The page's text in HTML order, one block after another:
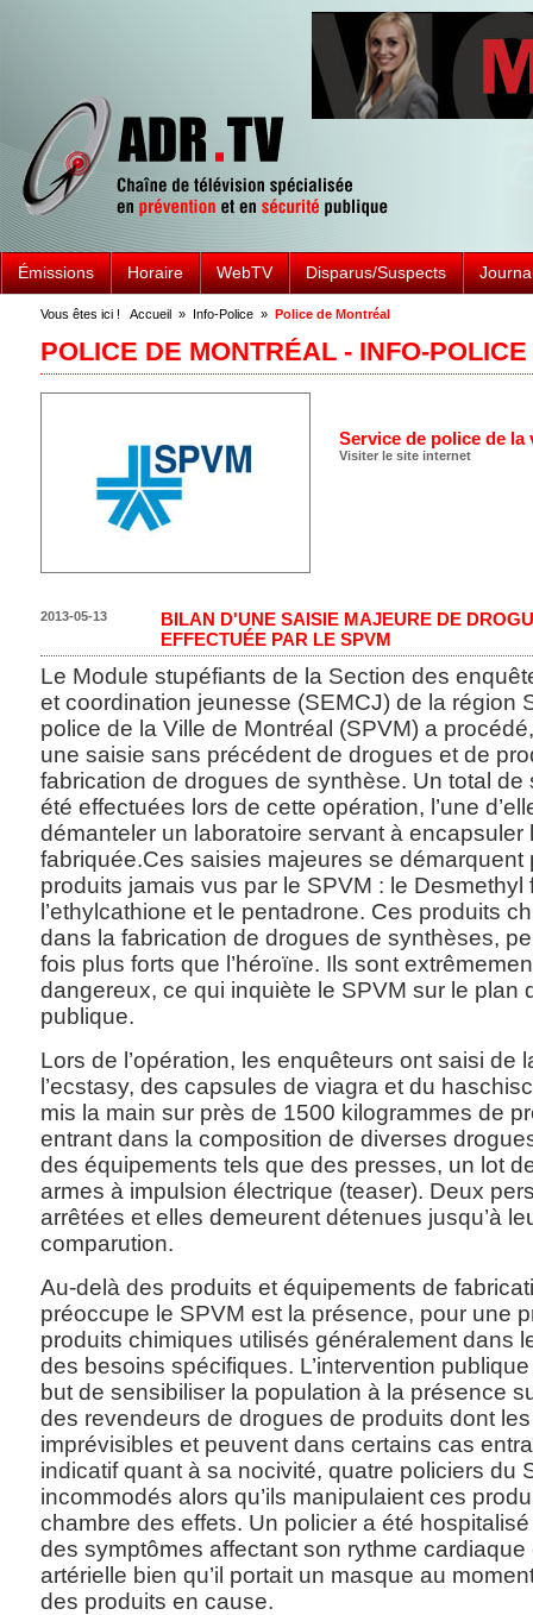
Émissions Horaire WebTV Disparus/Suspects
Vous êtes ici ! Accueil » Info-Police » Police de Montréal
POLICE DE MONTRÉAL - INFO-POLICE
Service de police de la
Visiter le site internet
BILAN D'UNE SAISIE MAJEURE DE
EFFECTUÉE PAR LE SPVM
2013-05-13
Le Module stupéfiants de la Section des
et coordination jeunesse (SEMCJ) de la région
police de la Ville de Montréal (SPVM) a
une saisie sans précédent de drogues et de
fabrication de drogues de synthèse. Un total de
été effectuées lors de cette opération, l’une
démanteler un laboratoire servant à encapsuler
fabriquée.Ces saisies majeures se démarquent
produits jamais vus par le SPVM : le Desmethyl
l’ethylcathione et le pentadrone. Ces produits
dans la fabrication de drogues de synthèses,
fois plus forts que l’héroïne. Ils sont
dangereux, ce qui inquiète le SPVM sur le plan
publique.
Lors de l’opération, les enquêteurs ont saisi de
l’ecstasy, des capsules de viagra et du
mis la main sur près de 1500 kilogrammes de
entrant dans la composition de diverses
des équipements tels que des presses, un lot
armes à impulsion électrique (teaser). Deux
arrêtées et elles demeurent détenues jusqu’à
comparution.
Au-delà des produits et équipements de
préoccupe le SPVM est la présence, pour une
produits chimiques utilisés généralement dans
des besoins spécifiques. L’intervention publique
but de sensibiliser la population à la présence
des revendeurs de drogues de produits dont
imprévisibles et peuvent dans certains cas
indicatif quant à sa nocivité, quatre policiers du
incommodés alors qu’ils manipulaient ces
chambre des effets. Un policier a été
des symptômes affectant son rythme
artérielle bien qu’il portait un masque au
des produits en cause.